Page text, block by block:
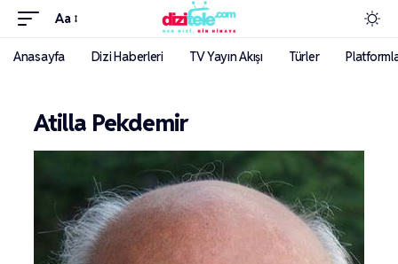
Aa
Anasayfa Dizi Haberleri TV Yayın Akışı Türler
Atilla Pekdemir